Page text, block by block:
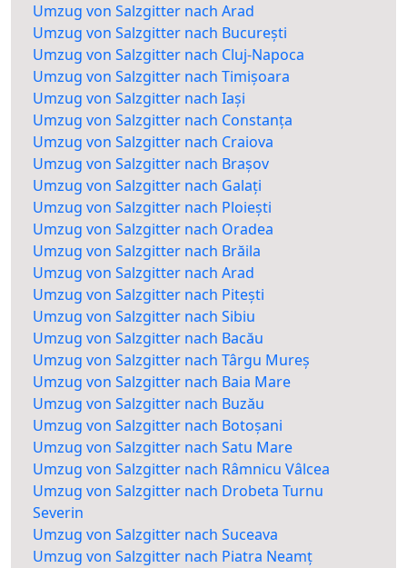
Umzug von Salzgitter nach Arad
Umzug von Salzgitter nach București
Umzug von Salzgitter nach Cluj-Napoca
Umzug von Salzgitter nach Timișoara
Umzug von Salzgitter nach Iași
Umzug von Salzgitter nach Constanța
Umzug von Salzgitter nach Craiova
Umzug von Salzgitter nach Brașov
Umzug von Salzgitter nach Galați
Umzug von Salzgitter nach Ploiești
Umzug von Salzgitter nach Oradea
Umzug von Salzgitter nach Brăila
Umzug von Salzgitter nach Arad
Umzug von Salzgitter nach Pitești
Umzug von Salzgitter nach Sibiu
Umzug von Salzgitter nach Bacău
Umzug von Salzgitter nach Târgu Mureș
Umzug von Salzgitter nach Baia Mare
Umzug von Salzgitter nach Buzău
Umzug von Salzgitter nach Botoșani
Umzug von Salzgitter nach Satu Mare
Umzug von Salzgitter nach Râmnicu Vâlcea
Umzug von Salzgitter nach Drobeta Turnu
Severin
Umzug von Salzgitter nach Suceava
Umzug von Salzgitter nach Piatra Neamț